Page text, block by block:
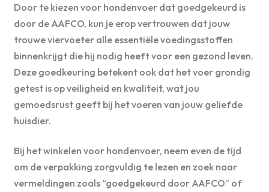
Door te kiezen voor hondenvoer dat goedgekeurd is
door de AAFCO, kun je erop vertrouwen dat jouw
trouwe viervoeter alle essentiële voedingsstoffen
binnenkrijgt die hij nodig heeft voor een gezond leven.
Deze goedkeuring betekent ook dat het voer grondig
getest is op veiligheid en kwaliteit, wat jou
gemoedsrust geeft bij het voeren van jouw geliefde
huisdier.
Bij het winkelen voor hondenvoer, neem even de tijd
om de verpakking zorgvuldig te lezen en zoek naar
vermeldingen zoals “goedgekeurd door AAFCO” of